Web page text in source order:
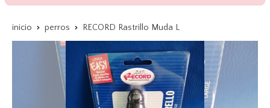
inicio perros RECORD Rastrillo Muda L